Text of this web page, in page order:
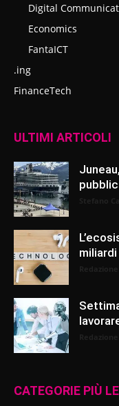
Digital
Economics
FantaICT
.ing
FinanceTech
ULTIMI ARTICOLI
CATEGORIE PIÙ